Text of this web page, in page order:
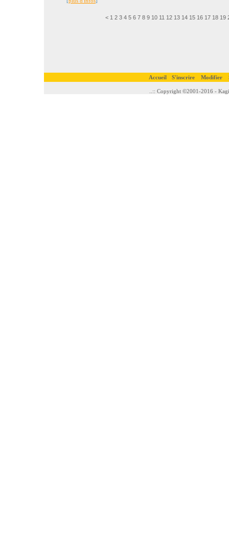
< 1 2 3 4 5 6 7 8 9 10 11 12 13 14 15 16 17 18 19
Accueil S'inscrire Modifier
..:: Copyright ©2001-2016 -